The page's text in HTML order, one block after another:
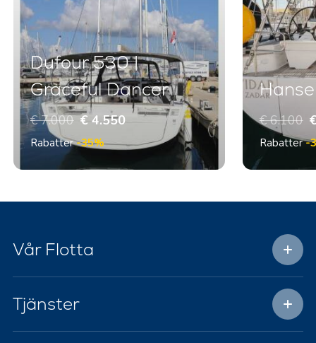
Dufour 530 |
Graceful Dancer
€ 7.000 € 4.550
Rabatter-35%
€ 6.100
Rabatter-
Vår Flotta
Tjänster